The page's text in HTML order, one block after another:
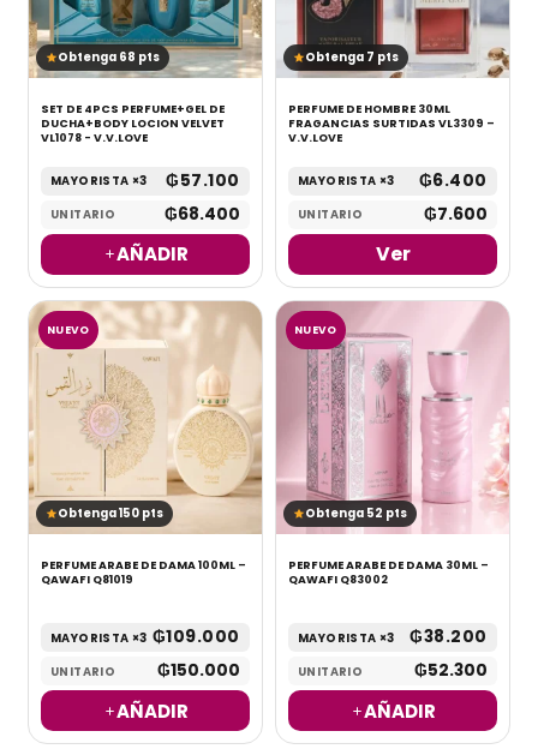
Obtenga 68 pts
SET DE 4PCS PERFUME+GEL DE
DUCHA+BODY LOCION VELVET
VL1078 - V.V.LOVE
MAYORISTA ×3 ₲57.100
UNITARIO ₲68.400
AÑADIR
Obtenga 7 pts
PERFUME DE HOMBRE 30ML
FRAGANCIAS SURTIDAS VL3309 –
V.V.LOVE
MAYORISTA ×3 ₲6.400
UNITARIO ₲7.600
Ver
NUEVO
Obtenga 150 pts
PERFUME ARABE DE DAMA 100ML –
QAWAFI Q81019
MAYORISTA ×3 ₲109.000
UNITARIO ₲150.000
AÑADIR
NUEVO
Obtenga 52 pts
PERFUME ARABE DE DAMA 30ML –
QAWAFI Q83002
MAYORISTA ×3 ₲38.200
UNITARIO ₲52.300
AÑADIR